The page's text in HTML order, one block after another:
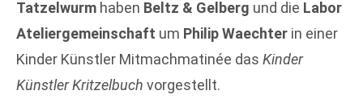
Tatzelwurm haben Beltz & Gelberg und die Labor
Ateliergemeinschaft um Philip Waechter in einer
Kinder Künstler Mitmachmatinée das Kinder
Künstler Kritzelbuch vorgestellt.